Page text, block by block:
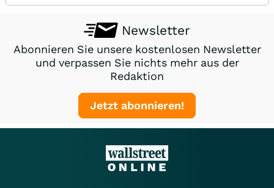
Newsletter
Abonnieren Sie unsere kostenlosen Newsletter
und verpassen Sie nichts mehr aus der
Redaktion
Jetzt abonnieren!